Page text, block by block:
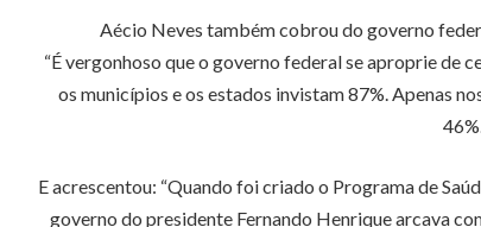
Aécio Neves também cobrou do governo
“É vergonhoso que o governo federal se aproprie de
os municípios e os estados invistam 87%. Apenas
E acrescentou: “Quando foi criado o Programa de
governo do presidente Fernando Henrique arcava